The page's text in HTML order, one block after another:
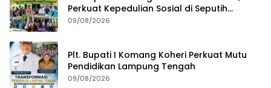
Perkuat Kepedulian Sosial di Seputih
Mataram
09/08/2026
Plt. Bupati I Komang Koheri Perkuat Mutu
Pendidikan Lampung Tengah
09/08/2026